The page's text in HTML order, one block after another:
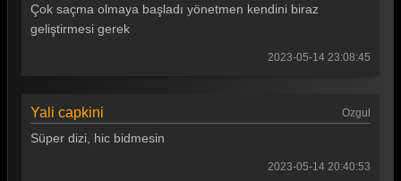
Çok saçma olmaya başladı yönetmen kendini biraz
geliştirmesi gerek
2023-05-14 23:08:45
Yali capkini Ozgul
Süper dizi, hic bidmesin
2023-05-14 20:40:53